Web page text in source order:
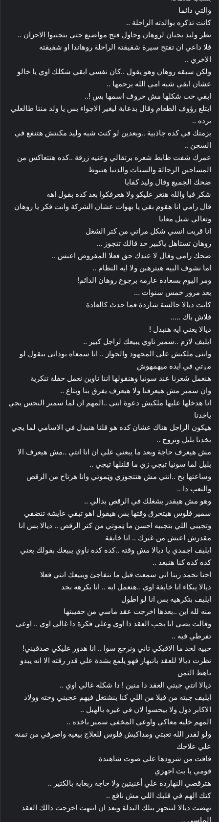
والتي دائما
كانت تذكره بوالدته الراحلة ..
نظر وليد بحنان لروهان وحاول فتح مواضيع حتي يتجنبوا الاحزان ..
فلا داعي ان تفتح سيرة شقيقته الراحلة روهاندا او شقيقته
الاخري ..
ولكن سبقه روهان وهو يقول ..كان نفسي ابقي شكلك اوي يا خالو
عشان ابقي شبه امي الله يرحمها ..
ابقي خت شكلها مش حروف اسمها بس !..
ابتلع رؤوف الطعام وقال بدعابة ليغير الاجواء بس يا ولد منتا طالعلي
برده ..
بزمتك في كده جاذبية ..وبعدين لو كنت شبه وليد مكنتش هتنفع في
السچن ..
عمرك شفت ظابط شعره برتقالي وعنيه زرقة ..كده هتتعاكس من
المساجين الرجالة والستات والدنيا هتبوظ
ضحك الجميع وقال وليد كفايا
شكر فيا والله هتغر عليكو ولا هعرفكوا بعد كده بقول اهه
قال رامي انا هقوم بقي يا بهوات عشان الشركة وانت فكر يا روهان
وتعالي شيل معايا
انا قربت انسي شكل مراتي من كتر الشغل
روهان تستاهل ياكبير حد قالك تتجوز …
ضحك رامي وقال لا عندك حق فعلا المفروض اعنس ..
اما نشوف البيه هيترهبن ولا ايه النظام ..
ومر اليوم بسعادة عارمة برجوع روهان الدائم!
بعد مرور خمس سنوات …
كانت ديالا جالسة شاردة فما حدث كالعادة
فلاش باك …..
ديالا يعني ايه هنبدل !
ايليف لازم ..سمير ناوي يبيعك لراجل كبير ..
وانتي ملكيش علي المجهود والجواز .. انا سمعاه بوداني بيقول لو
مۏتي في ايده ميهمهوش
هنعمل شعرنا عند سونيا وهنقولها اننا ناوين نعمل حفلة تنكرية
وان سمير مش هيعرفنا ولا هيعرف يفرق بنا وبتاع ..
انا هدخلها عليها ملكيش دعوة انتي ..المهم ان لما سمير النجس يجي
ياخدنا
هيكون الراجل هناك عشان كده هو قلنا هنبدل في الاسامي لما يجي
يخدنا بليل ونروح ..
مش هيعرف حاجة وبعد ما يبعني علي ان انا انتي ..مش هيعرف الا
بليل لما سونيا تيجي زي ما قلنلها تيجي ..
وساعتها بح ..انتي مش هتتجوزي وټموتي وانا هرتاح من الرقص
والتعب دا ..
وهو مش هيقدر يشغلك في الرقص بدالي ..
سمير فلوس هيتحرق وقتها بس هيقول اهو تبقي عايشة تنضفي
وتجيبي اللي بتجبيه احسن ما ټموتي من كتر الرقص .. ديالا بس انا
مقدرش اعيش من غيرك .. انا خاېفة
ايليف اجمدي يا ديالا مش وقته ..كده كده ناوي يبيعك بقولك يعني
كده كده كنا هنبعد ..
احنا نحمد ربنا اني سمعت قبل ما نتفاجئ ويبيعك انتي فعلا
ديالا پبكاء انا خاېفة اوي ..هنعمل ايه .. انا بكرهه بجد
ايليف بتكرهيه بس انا لو اطول
منه لله ابن ..بعدها اخرجت عقد ماسي من حقيبتها
وقالت بصي انا بحب العقد دا اوي وعلي فكرة دا غالي اوي .. اوعي
تفرطي فيه ..
خبيه لحد ما الاقيكي تاني ونرجع سوا .. انا هدور عليكي صدقيني!
نظرت ديالا للعقد بانبهار فهو يلمع بشدة علي قدر رقته الا انه يبدو
باهظ الثمن
ديالا انتي جبتي العقد دا منين ! دا شكله غالي اوي ..
ايليف جبته من فيلا من اللي كنا بنشتغل فيهم عجبني وخته وولاد
الاكابر دول ولا بيحسوا لان في غيره بالهبل ..
المهم خليه معاكي واوعي المخفي سمير ياخده ..
ولو لقدر الله تعبتي ومداكيش فلوس للعلاج بيعيه واصرفي من تمنه
علي علاجك
فاقت من شرودها علي صوت شاهندة
قومي يا بت اجهزي
هترقصي النهاردة علي أغنيتين ولا حاجة ربعاية بالكتير ..
كتك الهم في قلبك اللي مش نافع ..
نهضت ديالا لتتجهز بتلك البدلة وبعد ان انتهت اخرجت ذالك العقد
الماسي ..